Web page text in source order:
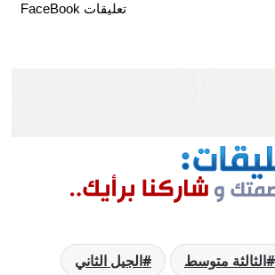
تعليقات FaceBook
الثالثة متوسط
الجيل الثاني